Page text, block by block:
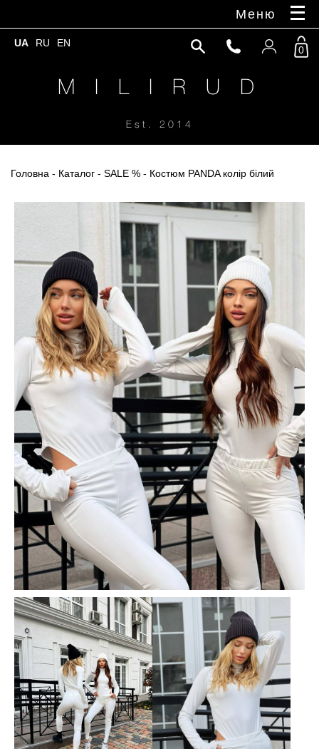
Меню
UA RU EN
M I L I R U D
Est. 2014
0
Головна - Каталог - SALE % - Костюм PANDA колір білий